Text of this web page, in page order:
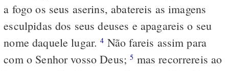
a fogo os seus aserins, abatereis as imagens
esculpidas dos seus deuses e apagareis o seu
nome daquele lugar.4 Não fareis assim para
com o Senhor vosso Deus;5 mas recorrereis ao